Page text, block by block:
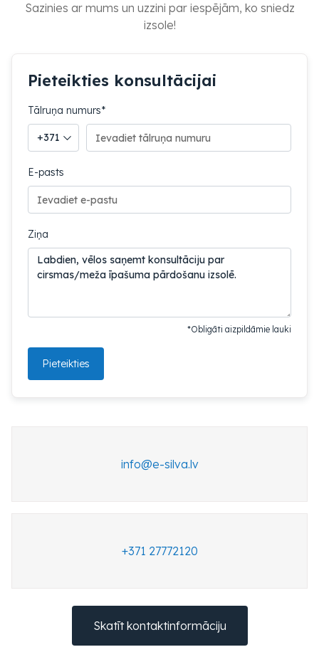
Sazinies ar mums un uzzini par iespējām, ko sniedz
izsole!
vl.avlis-e@ofni
+371 27772120
Skatīt kontaktinformāciju
Pieteikties konsultācijai
Tālruņa numurs*
Tālruņa valsts kods
E-pasts
Ziņa
*Obligāti aizpildāmie lauki
Pieteikties